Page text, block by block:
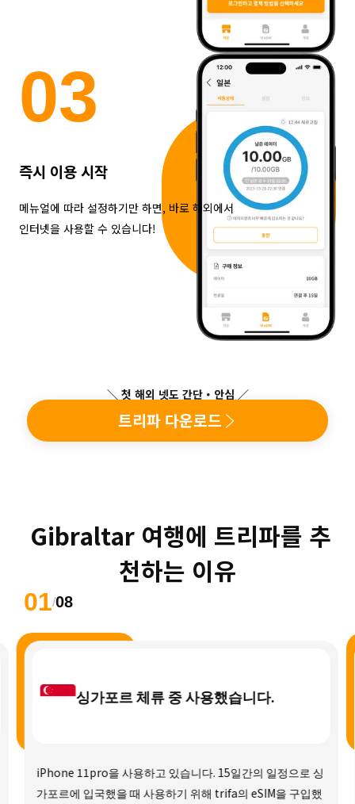
03
즉시 이용 시작
메뉴얼에 따라 설정하기만 하면, 바로 해외에서
인터넷을 사용할 수 있습니다!
＼ 첫 해외 넷도 간단・안심 ／
트리파 다운로드
천하는 이유
01/08
싱가포르 체류 중 사용했습니다.
iPhone 11pro을 사용하고 있습니다. 15일간의 일정으로 싱
가포르에 입국했을 때 사용하기 위해 trifa의 eSIM을 구입했